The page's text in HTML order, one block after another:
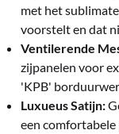
met het
voorstelt en dat
Ventilerende
zijpanelen voor
'KPB'
Luxueus Satijn:
een